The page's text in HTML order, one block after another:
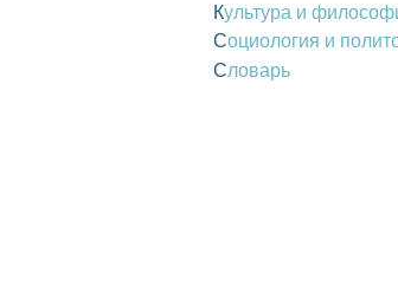
Культура и
Социология и
Словарь